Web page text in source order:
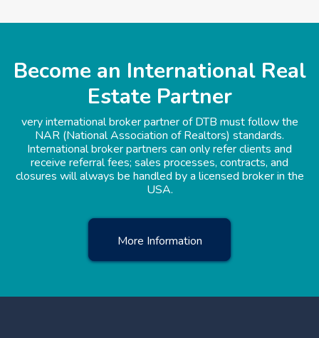
Become an International Real
Estate Partner
very international broker partner of DTB must follow the
NAR (National Association of Realtors) standards.
International broker partners can only refer clients and
receive referral fees; sales processes, contracts, and
closures will always be handled by a licensed broker in the
USA.
More Information